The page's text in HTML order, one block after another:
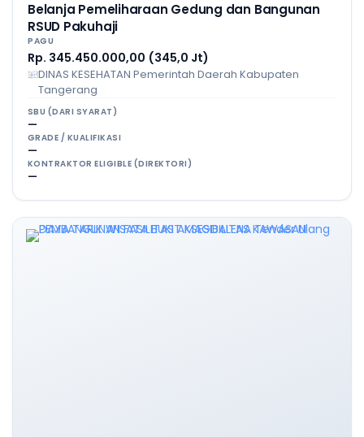
Belanja Pemeliharaan Gedung dan Bangunan
RSUD Pakuhaji
PAGU
Rp. 345.450.000,00 (345,0 Jt)
DINAS KESEHATAN Pemerintah Daerah Kabupaten
Tangerang
SBU (DARI SYARAT)
—
GRADE / KUALIFIKASI
—
KONTRAKTOR ELIGIBLE (DIREKTORI)
—